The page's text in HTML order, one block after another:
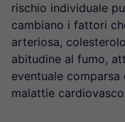
rischio individuale
cambiano i fattori
arteriosa,
abitudine al fumo,
eventuale
malattie